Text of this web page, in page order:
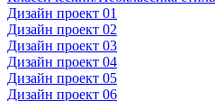
Дизайн проект 01
Дизайн проект 02
Дизайн проект 03
Дизайн проект 04
Дизайн проект 05
Дизайн проект 06